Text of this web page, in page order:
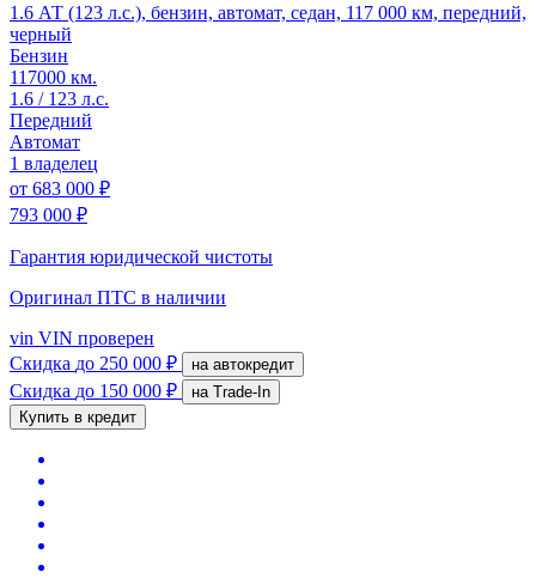
1.6 АТ (123 л.с.), бензин, автомат, седан, 117 000 км, передний,
черный
Бензин
117000 км.
1.6 / 123 л.с.
Передний
Автомат
1 владелец
от 683 000 ₽
793 000 ₽
Гарантия юридической чистоты
Оригинал ПТС в наличии
vin VIN проверен
Скидка до 250 000 ₽ на автокредит
Скидка до 150 000 ₽
на Trade-In
Купить в кредит